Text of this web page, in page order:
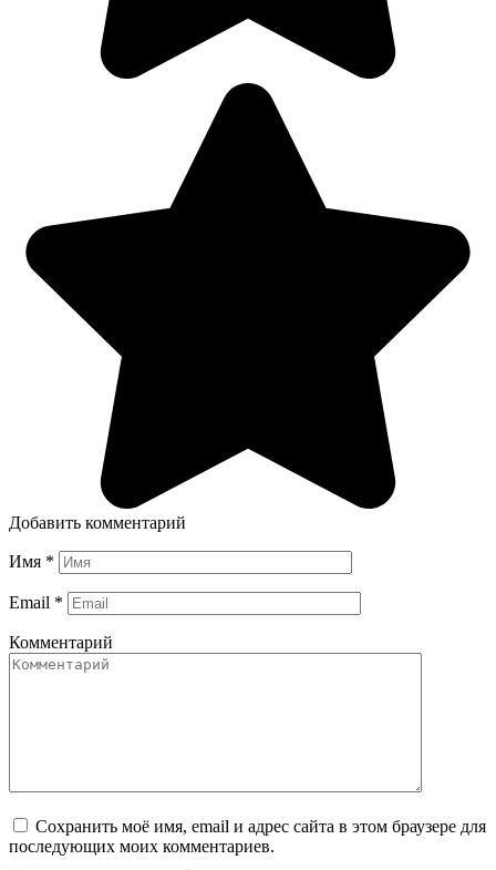
Добавить комментарий
Имя *
Email *
Комментарий
Сохранить моё имя, email и адрес сайта в этом браузере для
последующих моих комментариев.